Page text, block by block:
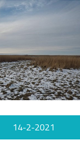
14-2-2021